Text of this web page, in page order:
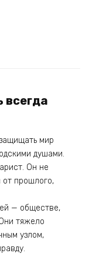
всегда
мир
душами.
Он не
от прошлого,
— обществе,
тяжело
узлом,